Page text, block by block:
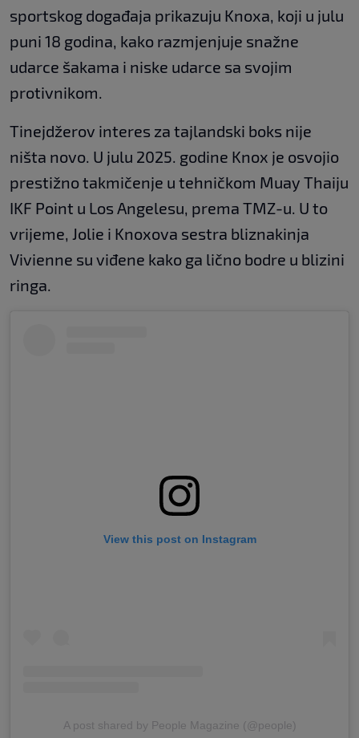
sportskog događaja prikazuju Knoxa, koji u julu
puni 18 godina, kako razmjenjuje snažne
udarce šakama i niske udarce sa svojim
protivnikom.
Tinejdžerov interes za tajlandski boks nije
ništa novo. U julu 2025. godine Knox je osvojio
prestižno takmičenje u tehničkom Muay Thaiju
IKF Point u Los Angelesu, prema TMZ-u. U to
vrijeme, Jolie i Knoxova sestra bliznakinja
Vivienne su viđene kako ga lično bodre u blizini
ringa.
View this post on Instagram
A post shared by People Magazine (@people)